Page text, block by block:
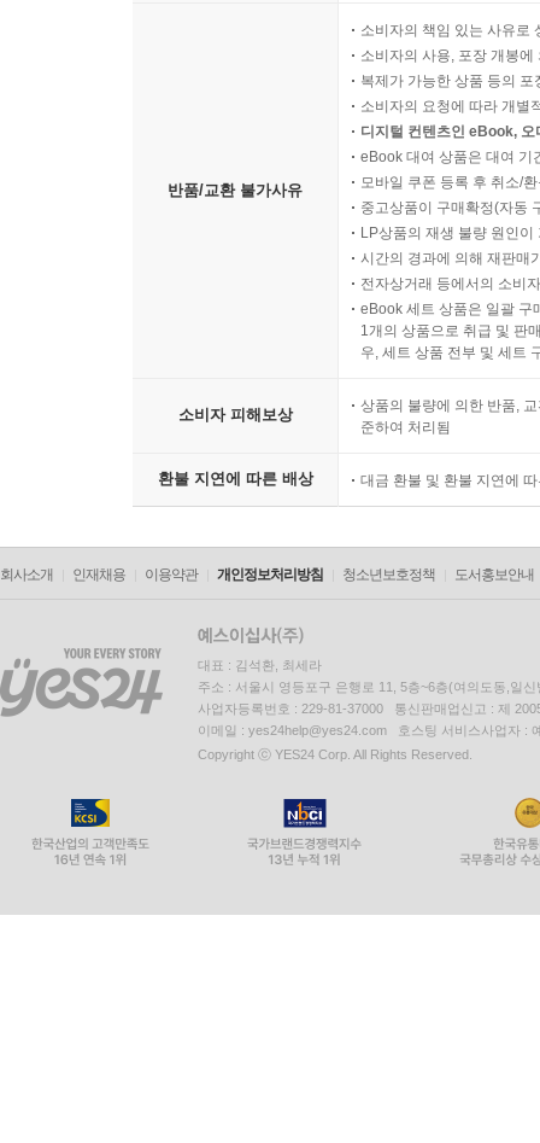
반품/교환 불가사유
소비자의 책임 있는 사유로
소비자의 사용, 포장 개봉
복제가 가능한 상품 등의
소비자의 요청에 따라 개별
디지털 컨텐츠인 eBook,
eBook 대여 상품은 대여 기
모바일 쿠폰 등록 후 취소/
중고상품이 구매확정(자동
LP상품의 재생 불량 원인
시간의 경과에 의해 재판매
전자상거래 등에서의 소비
eBook 세트 상품은 일괄 구
1개의 상품으로 취급 및 판
우, 세트 상품 전부 및 세트
소비자 피해보상
상품의 불량에 의한 반품,
준하여 처리됨
환불 지연에 따른 배상 대금 환불 및 환불 지연에
회사소개 인재채용 이용약관 개인정보처리방침 청소년보호정책 도서홍보안내
대표 : 김석환, 최세라
주소 : 서울시 영등포구 은행로 11, 5층~6층(여의도동,일신
사업자등록번호 : 229-81-37000 통신판매업신고 : 제
이메일 : yes24help@yes24.com 호스팅 서비스사업자 :
Copyright ⓒ YES24 Corp. All Rights Reserved.